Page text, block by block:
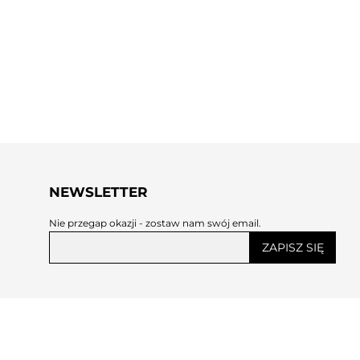
NEWSLETTER
Nie przegap okazji - zostaw nam swój email.
ZAPISZ SIĘ